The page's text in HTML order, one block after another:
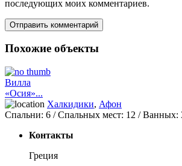
последующих моих комментариев.
Похожие объекты
Вилла
«Осия»...
Халкидики, Афон
Спальни: 6 / Спальных мест: 12 /Ванных:
Контакты
Греция